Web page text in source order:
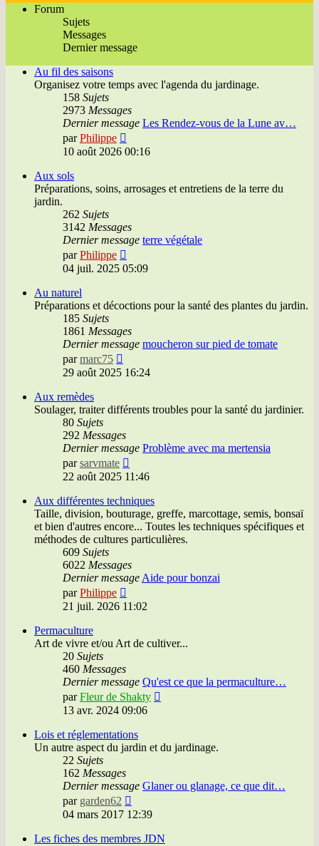
Forum
Sujets
Messages
Dernier message
Au fil des saisons
Organisez votre temps avec l'agenda du jardinage.
158 Sujets
2973 Messages
Dernier message Les Rendez-vous de la Lune av…
parPhilippe
le
10 août 2026 00:16
Aux sols
Préparations, soins, arrosages et entretiens de la terre du
jardin.
262 Sujets
3142 Messages
Dernier message terre végétale
parPhilippe
le
04 juil. 2025 05:09
Au naturel
Préparations et décoctions pour la santé des plantes du jardin.
185 Sujets
1861 Messages
Dernier message moucheron sur pied de tomate
parmarc75
le
29 août 2025 16:24
Aux remèdes
Soulager, traiter différents troubles pour la santé du jardinier.
80 Sujets
292 Messages
Dernier message Problème avec ma mertensia
parsarvmate
le
message
22 août 2025 11:46
Aux différentes techniques
Taille, division, bouturage, greffe, marcottage, semis, bonsaï
et bien d'autres encore... Toutes les techniques spécifiques et
méthodes de cultures particulières.
609 Sujets
6022 Messages
Dernier message Aide pour bonzai
parPhilippe
le
21 juil. 2026 11:02
Permaculture
Art de vivre et/ou Art de cultiver...
20 Sujets
460 Messages
Dernier message Qu'est ce que la permaculture…
parFleur de Shakty
13 avr. 2024 09:06
Lois et réglementations
Un autre aspect du jardin et du jardinage.
22 Sujets
162 Messages
Dernier message Glaner ou glanage, ce que dit…
par garden62
le
message
04 mars 2017 12:39
Les fiches des membres JDN